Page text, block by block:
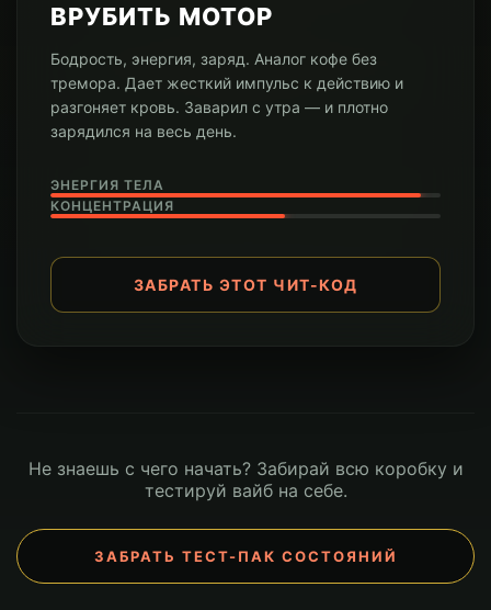
ВРУБИТЬ МОТОР
Бодрость, энергия, заряд. Аналог кофе без
тремора. Дает жесткий импульс к действию и
разгоняет кровь. Заварил с утра — и плотно
зарядился на весь день.
ЭНЕРГИЯ ТЕЛА
КОНЦЕНТРАЦИЯ
ЗАБРАТЬ ЭТОТ ЧИТ-КОД
Не знаешь с чего начать? Забирай всю коробку и
тестируй вайб на себе.
ЗАБРАТЬ ТЕСТ-ПАК СОСТОЯНИЙ